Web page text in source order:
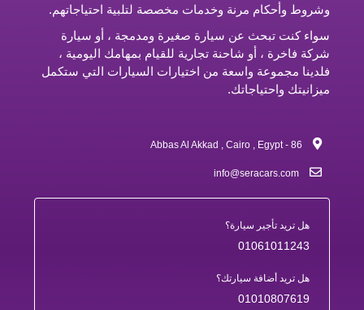
وشروط وأحكام مرنة وخدمات مخصصة لتلبية احتياجاتهم.
سواء كنت تبحث عن سيارة صغيرة ومدمجة ، أو سيارة
شركة فاخرة ، أو شاحنة تجارية للقيام بمهامك اليومية ،
فلدينا مجموعة واسعة من اختيارات السيارات التي ستكمل
ميزانيتك واحتياجاتك.
info@seracars.com
هل تريد تأجير سيارة؟
01061011243
هل تريد أضافة سيارتك؟
01010807619